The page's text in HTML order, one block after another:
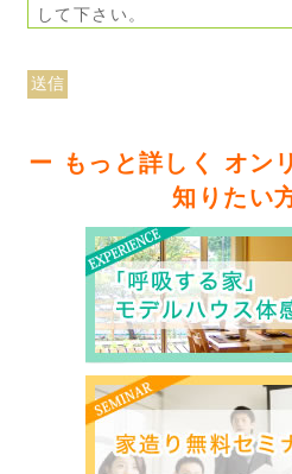
して下さい。
ー もっと詳しく オン
知りたい